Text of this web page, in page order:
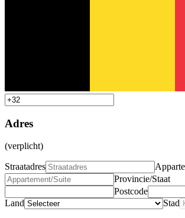
Adres
(verplicht)
Straatadres
Provincie/Staat
Postcode
Land
Stad